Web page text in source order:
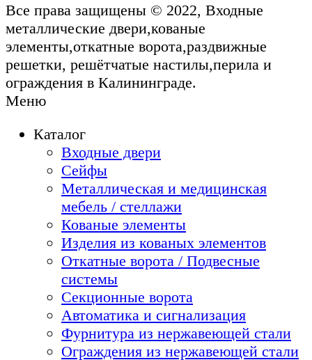
Все права защищены © 2022, Входные
металлические двери,кованые
элементы,откатные ворота,раздвижные
решетки, решётчатые настилы,перила и
ограждения в Калининграде.
Меню
Каталог
Входные двери
Сейфы
Металлическая и медицинская
мебель / стеллажи
Кованые элементы
Изделия из кованых элементов
Откатные ворота / Подвесные
системы
Секционные ворота
Автоматика и сигнализация
Фурнитура из нержавеющей стали
Ограждения из нержавеющей стали